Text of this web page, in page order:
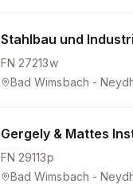
Stahlbau und
FN 27213w
Bad Wimsbach -
Gergely & Mattes
FN 29113p
Bad Wimsbach -